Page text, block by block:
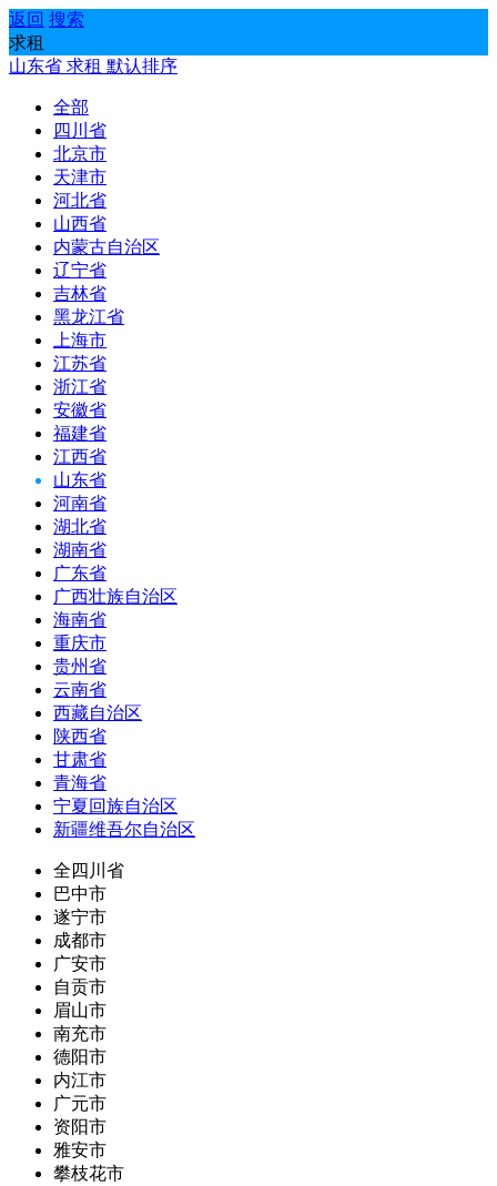
返回 搜索
求租
山东省 求租 默认排序
全部
四川省
北京市
天津市
河北省
山西省
内蒙古自治区
辽宁省
吉林省
黑龙江省
上海市
江苏省
浙江省
安徽省
福建省
江西省
山东省
河南省
湖北省
湖南省
广东省
广西壮族自治区
海南省
重庆市
贵州省
云南省
西藏自治区
陕西省
甘肃省
青海省
宁夏回族自治区
新疆维吾尔自治区
全四川省
巴中市
遂宁市
成都市
广安市
自贡市
眉山市
南充市
德阳市
内江市
广元市
资阳市
雅安市
攀枝花市